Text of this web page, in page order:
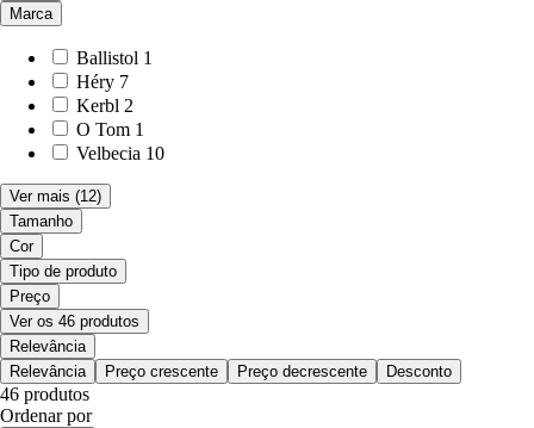
Marca
Ballistol 1
Héry 7
Kerbl 2
O Tom 1
Velbecia 10
Ver mais (12)
Tamanho
Cor
Tipo de produto
Preço
Ver os 46 produtos
Relevância
Relevância
Preço crescente Preço decrescente Desconto
46 produtos
Ordenar por